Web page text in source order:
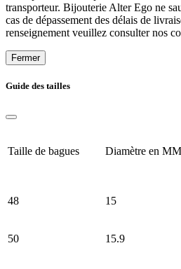
transporteur. Bijouterie Alter Ego ne
cas de dépassement des délais de
renseignement veuillez consulter nos
Fermer
Guide des tailles
Taille de bagues Diamètre en MM
48 15
50 15.9